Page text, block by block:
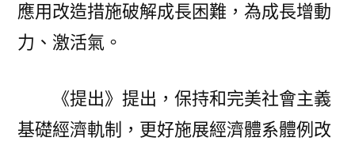
應用改造措施破解成長困難，為成長增動
力、激活氣。
《提出》提出，保持和完美社會主義
基礎經濟軌制，更好施展經濟體系體例改